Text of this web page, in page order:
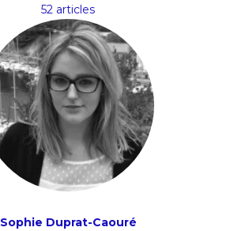
52 articles
Sophie Duprat-Caouré